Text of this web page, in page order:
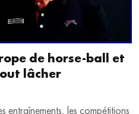
de horse-ball et
lâcher
entraînements, les compétitions